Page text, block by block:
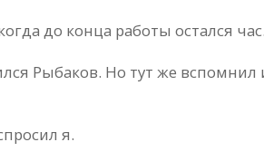
до конца работы остался
Рыбаков. Но тут же
я.